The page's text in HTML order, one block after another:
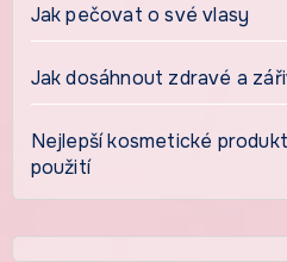
Jak pečovat o své vlasy
Jak dosáhnout zdravé a
Nejlepší kosmetické
použití